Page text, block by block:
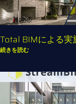
Total BIMによる
続きを読む